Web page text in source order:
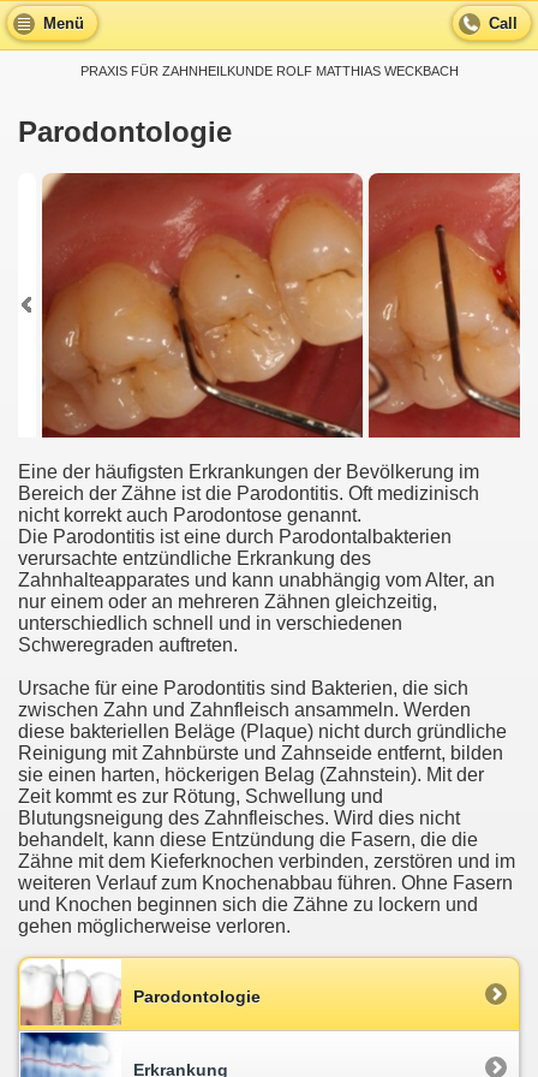
Menü Call
PRAXIS FÜR ZAHNHEILKUNDE ROLF MATTHIAS WECKBACH
Parodontologie
Eine der häufigsten Erkrankungen der Bevölkerung im
Bereich der Zähne ist die Parodontitis. Oft medizinisch
nicht korrekt auch Parodontose genannt.
Die Parodontitis ist eine durch Parodontalbakterien
verursachte entzündliche Erkrankung des
Zahnhalteapparates und kann unabhängig vom Alter, an
nur einem oder an mehreren Zähnen gleichzeitig,
unterschiedlich schnell und in verschiedenen
Schweregraden auftreten.
Ursache für eine Parodontitis sind Bakterien, die sich
zwischen Zahn und Zahnfleisch ansammeln. Werden
diese bakteriellen Beläge (Plaque) nicht durch gründliche
Reinigung mit Zahnbürste und Zahnseide entfernt, bilden
sie einen harten, höckerigen Belag (Zahnstein). Mit der
Zeit kommt es zur Rötung, Schwellung und
Blutungsneigung des Zahnfleisches. Wird dies nicht
behandelt, kann diese Entzündung die Fasern, die die
Zähne mit dem Kieferknochen verbinden, zerstören und im
weiteren Verlauf zum Knochenabbau führen. Ohne Fasern
und Knochen beginnen sich die Zähne zu lockern und
gehen möglicherweise verloren.
Parodontologie
Erkrankung